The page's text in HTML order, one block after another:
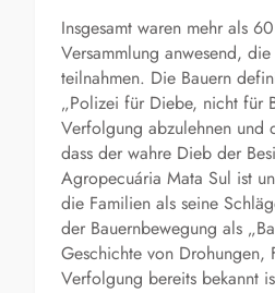
Insgesamt waren mehr als
Versammlung anwesend,
teilnahmen. Die Bauern
„Polizei für Diebe, nicht für
Verfolgung abzulehnen und
dass der wahre Dieb der
Agropecuária Mata Sul ist
die Familien als seine
der Bauernbewegung als
Geschichte von Drohungen,
Verfolgung bereits bekannt